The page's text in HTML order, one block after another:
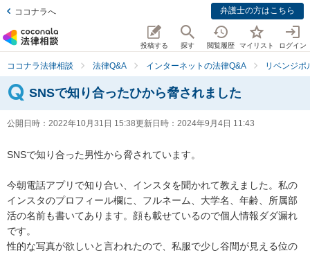
ココナラへ 弁護士の方はこちら
投稿する 探す 閲覧履歴 マイリスト ログイン
ココナラ法律相談 法律Q&A インターネットの法律Q&A リベンジポ
SNSで知り合ったひから脅されました
公開日時： 2022年10月31日 15:38更新日時： 2024年9月4日 11:43
SNSで知り合った男性から脅されています。
今朝電話アプリで知り合い、インスタを聞かれて教えました。私の
インスタのプロフィール欄に、フルネーム、大学名、年齢、所属部
活の名前も書いてあります。顔も載せているので個人情報ダダ漏れ
です。
性的な写真が欲しいと言われたので、私服で少し谷間が見える位の